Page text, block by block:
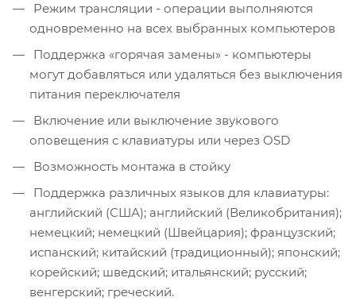
Режим трансляции - операции выполняются
одновременно на всех выбранных компьютеров
Поддержка «горячая замены» - компьютеры
могут добавляться или удаляться без выключения
питания переключателя
Включение или выключение звукового
оповещения с клавиатуры или через OSD
Возможность монтажа в стойку
Поддержка различных языков для клавиатуры:
английский (США); английский (Великобритания);
немецкий; немецкий (Швейцария); французский;
испанский; китайский (традиционный); японский;
корейский; шведский; итальянский; русский;
венгерский; греческий.